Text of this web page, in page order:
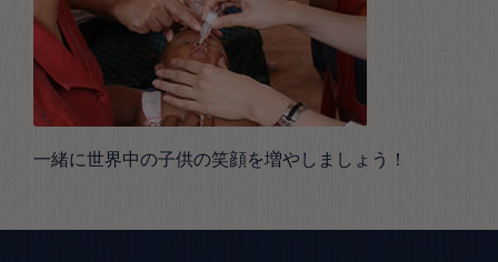
一緒に世界中の子供の笑顔を増やしましょう！